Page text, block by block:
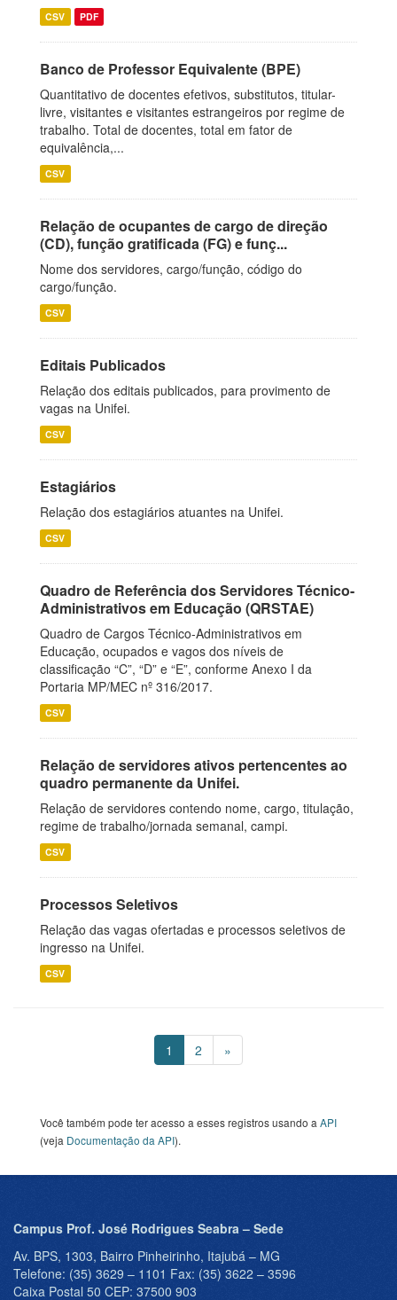
CSV PDF
Banco de Professor Equivalente (BPE)
Quantitativo de docentes efetivos, substitutos, titular-
livre, visitantes e visitantes estrangeiros por regime de
trabalho. Total de docentes, total em fator de
equivalência,...
CSV
Relação de ocupantes de cargo de direção
(CD), função gratificada (FG) e funç...
Nome dos servidores, cargo/função, código do
cargo/função.
CSV
Editais Publicados
Relação dos editais publicados, para provimento de
vagas na Unifei.
CSV
Estagiários
Relação dos estagiários atuantes na Unifei.
CSV
Quadro de Referência dos Servidores Técnico-
Administrativos em Educação (QRSTAE)
Quadro de Cargos Técnico-Administrativos em
Educação, ocupados e vagos dos níveis de
classificação “C”, “D” e “E”, conforme Anexo I da
Portaria MP/MEC nº 316/2017.
CSV
Relação de servidores ativos pertencentes ao
quadro permanente da Unifei.
Relação de servidores contendo nome, cargo, titulação,
regime de trabalho/jornada semanal, campi.
CSV
Processos Seletivos
Relação das vagas ofertadas e processos seletivos de
ingresso na Unifei.
CSV
1 2 »
Você também pode ter acesso a esses registros usando a API
(veja Documentação da API).
Campus Prof. José Rodrigues Seabra – Sede
Av. BPS, 1303, Bairro Pinheirinho, Itajubá – MG
Telefone: (35) 3629 – 1101 Fax: (35) 3622 – 3596
Caixa Postal 50 CEP: 37500 903